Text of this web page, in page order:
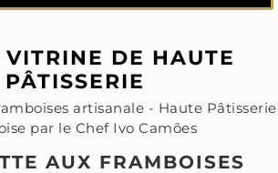
VITRINE DE HAUTE
PÂTISSERIE
AUX FRAMBOISES